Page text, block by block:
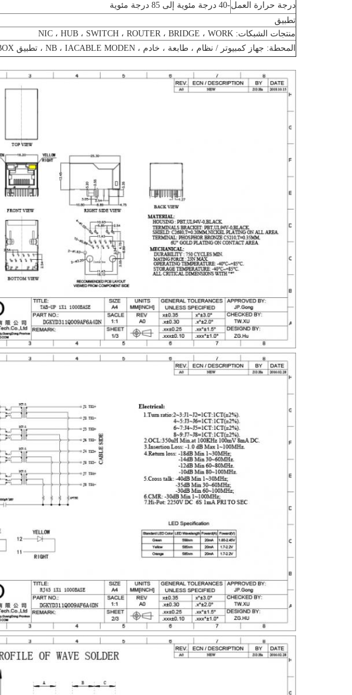
درجة حرارة العمل-40 درجة مئوية إلى 85 درجة مئوية
تطبيق
منتجات الشبكات: NIC ، HUB ، SWITCH ، ROUTER ، BRIDGE ، WORK
المحطة: جهاز كمبيوتر / نظام ، طابعة ، خادم ، NB ، IACABLE MODEN ، تطبيق XDSL ، SET-TOP-BOX.